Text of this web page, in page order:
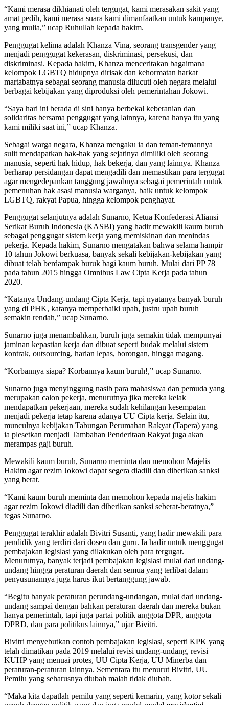
“Kami merasa dikhianati oleh tergugat, kami merasakan sakit yang
amat pedih, kami merasa suara kami dimanfaatkan untuk kampanye,
yang mulia,” ucap Ruhullah kepada hakim.
Penggugat kelima adalah Khanza Vina, seorang transgender yang
menjadi penggugat kekerasan, diskriminasi, persekusi, dan
diskriminasi. Kepada hakim, Khanza menceritakan bagaimana
kelompok LGBTQ hidupnya dirisak dan kehormatan harkat
martabatnya sebagai seorang manusia dilucuti oleh negara melalui
berbagai kebijakan yang diproduksi oleh pemerintahan Jokowi.
“Saya hari ini berada di sini hanya berbekal keberanian dan
solidaritas bersama penggugat yang lainnya, karena hanya itu yang
kami miliki saat ini,” ucap Khanza.
Sebagai warga negara, Khanza mengaku ia dan teman-temannya
sulit mendapatkan hak-hak yang sejatinya dimiliki oleh seorang
manusia, seperti hak hidup, hak bekerja, dan yang lainnya. Khanza
berharap persidangan dapat mengadili dan memastikan para tergugat
agar mengedepankan tanggung jawabnya sebagai pemerintah untuk
pemenuhan hak asasi manusia warganya, baik untuk kelompok
LGBTQ, rakyat Papua, hingga kelompok penghayat.
Penggugat selanjutnya adalah Sunarno, Ketua Konfederasi Aliansi
Serikat Buruh Indonesia (KASBI) yang hadir mewakili kaum buruh
sebagai penggugat sistem kerja yang memiskinan dan menindas
pekerja. Kepada hakim, Sunarno mengatakan bahwa selama hampir
10 tahun Jokowi berkuasa, banyak sekali kebijakan-kebijakan yang
dibuat telah berdampak buruk bagi kaum buruh. Mulai dari PP 78
pada tahun 2015 hingga Omnibus Law Cipta Kerja pada tahun
2020.
“Katanya Undang-undang Cipta Kerja, tapi nyatanya banyak buruh
yang di PHK, katanya memperbaiki upah, justru upah buruh
semakin rendah,” ucap Sunarno.
Sunarno juga menambahkan, buruh juga semakin tidak mempunyai
jaminan kepastian kerja dan dibuat seperti budak melalui sistem
kontrak, outsourcing, harian lepas, borongan, hingga magang.
“Korbannya siapa? Korbannya kaum buruh!,” ucap Sunarno.
Sunarno juga menyinggung nasib para mahasiswa dan pemuda yang
merupakan calon pekerja, menurutnya jika mereka kelak
mendapatkan pekerjaan, mereka sudah kehilangan kesempatan
menjadi pekerja tetap karena adanya UU Cipta kerja. Selain itu,
munculnya kebijakan Tabungan Perumahan Rakyat (Tapera) yang
ia plesetkan menjadi Tambahan Penderitaan Rakyat juga akan
merampas gaji buruh.
Mewakili kaum buruh, Sunarno meminta dan memohon Majelis
Hakim agar rezim Jokowi dapat segera diadili dan diberikan sanksi
yang berat.
“Kami kaum buruh meminta dan memohon kepada majelis hakim
agar rezim Jokowi diadili dan diberikan sanksi seberat-beratnya,”
tegas Sunarno.
Penggugat terakhir adalah Bivitri Susanti, yang hadir mewakili para
pendidik yang terdiri dari dosen dan guru. Ia hadir untuk menggugat
pembajakan legislasi yang dilakukan oleh para tergugat.
Menurutnya, banyak terjadi pembajakan legislasi mulai dari undang-
undang hingga peraturan daerah dan semua yang terlibat dalam
penyusunannya juga harus ikut bertanggung jawab.
“Begitu banyak peraturan perundang-undangan, mulai dari undang-
undang sampai dengan bahkan peraturan daerah dan mereka bukan
hanya pemerintah, tapi juga partai politik anggota DPR, anggota
DPRD, dan para politikus lainnya,” ujar Bivitri.
Bivitri menyebutkan contoh pembajakan legislasi, seperti KPK yang
telah dimatikan pada 2019 melalui revisi undang-undang, revisi
KUHP yang menuai protes, UU Cipta Kerja, UU Minerba dan
peraturan-peraturan lainnya. Sementara itu menurut Bivitri, UU
Pemilu yang seharusnya diubah malah tidak diubah.
“Maka kita dapatlah pemilu yang seperti kemarin, yang kotor sekali